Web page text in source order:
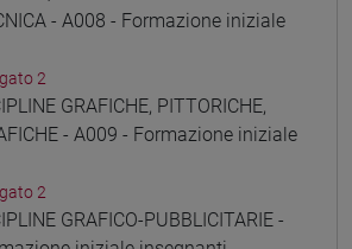
- A008 - Formazione iniziale
2
GRAFICHE, PITTORICHE,
- A009 - Formazione iniziale
2
GRAFICO-PUBBLICITARIE -